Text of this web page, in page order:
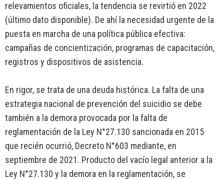
relevamientos oficiales, la tendencia se revirtió en 2022
(último dato disponible). De ahí la necesidad urgente de la
puesta en marcha de una política pública efectiva:
campañas de concientización, programas de capacitación,
registros y dispositivos de asistencia.
En rigor, se trata de una deuda histórica. La falta de una
estrategia nacional de prevención del suicidio se debe
también a la demora provocada por la falta de
reglamentación de la Ley N°27.130 sancionada en 2015
que recién ocurrió, Decreto N°603 mediante, en
septiembre de 2021. Producto del vacío legal anterior a la
Ley N°27.130 y la demora en la reglamentación, se